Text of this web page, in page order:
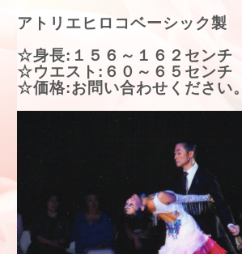
アトリエヒロコベーシック製
☆身長:１５６～１６２センチ
☆ウエスト:６０～６５センチ
☆価格:お問い合わせください。